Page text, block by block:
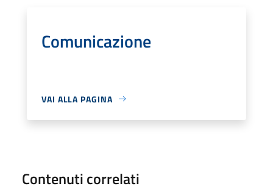
Comunicazione
VAI ALLA PAGINA
Contenuti correlati